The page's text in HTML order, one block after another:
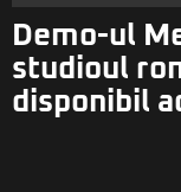
Demo-ul
studioul
disponibil